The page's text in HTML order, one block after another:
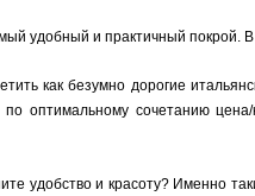
удобный и практичный покрой.
как безумно дорогие
оптимальному сочетанию
удобство и красоту? Именно